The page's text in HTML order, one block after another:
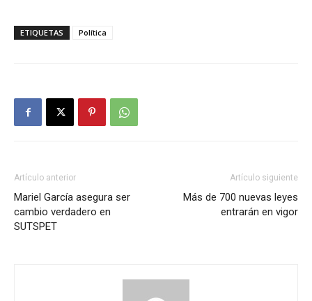
ETIQUETAS Política
Artículo anterior
Mariel García asegura ser
cambio verdadero en
SUTSPET
Artículo siguiente
Más de 700 nuevas leyes
entrarán en vigor